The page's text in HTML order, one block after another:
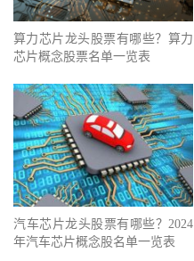
算力芯片龙头股票有哪些？算力
芯片概念股票名单一览表
汽车芯片龙头股票有哪些？2024
年汽车芯片概念股名单一览表